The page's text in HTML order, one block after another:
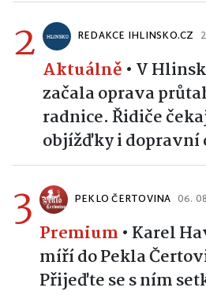
2 REDAKCE IHLINSKO.CZ
Aktuálně • V
začala oprava
radnice. Řidiče
objížďky i dopravní
3 PEKLO ČERTOVINA 06.
Premium • Karel
míří do Pekla
Přijeďte se s ním